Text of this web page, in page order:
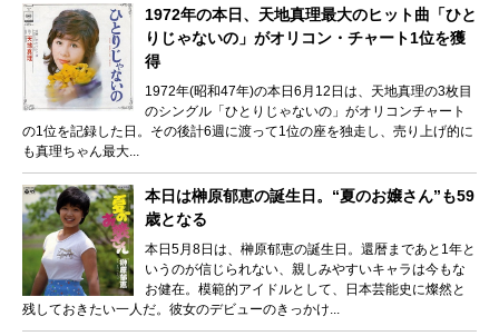
1972年の本日、天地真理最大のヒット曲「ひと
りじゃないの」がオリコン・チャート1位を獲
得
1972年(昭和47年)の本日6月12日は、天地真理の3枚目
のシングル「ひとりじゃないの」がオリコンチャート
の1位を記録した日。その後計6週に渡って1位の座を独走し、売り上げ的に
も真理ちゃん最大...
本日は榊原郁恵の誕生日。“夏のお嬢さん”も59
歳となる
本日5月8日は、榊原郁恵の誕生日。還暦まであと1年と
いうのが信じられない、親しみやすいキャラは今もな
お健在。模範的アイドルとして、日本芸能史に燦然と
残しておきたい一人だ。彼女のデビューのきっかけ...